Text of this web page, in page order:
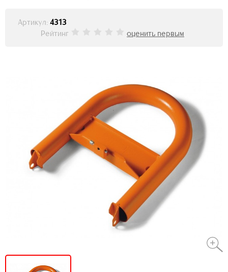
Артикул: 4313
Рейтинг
оценить первым